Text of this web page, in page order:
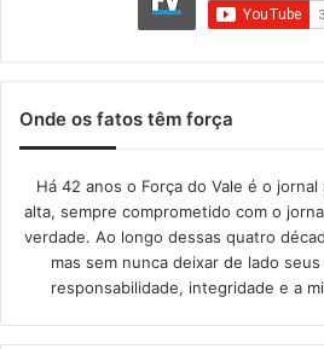
Onde os fatos têm força
Há 42 anos o Força do Vale é o
alta, sempre comprometido com o
verdade. Ao longo dessas quatro
mas sem nunca deixar de lado
responsabilidade, integridade e a